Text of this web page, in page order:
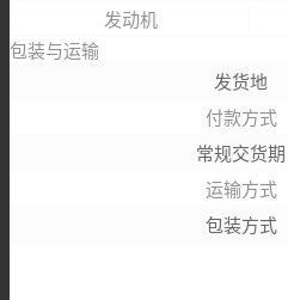
发动机
包装与运输
发货地
付款方式
常规交货期
运输方式
包装方式